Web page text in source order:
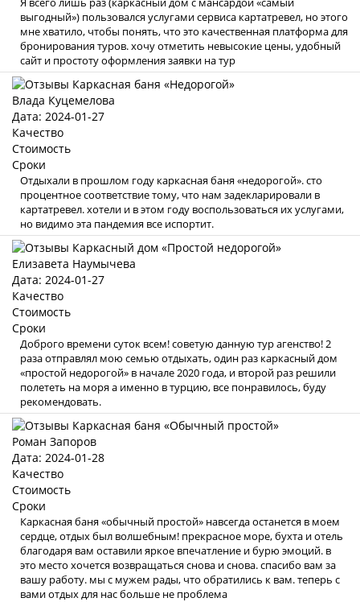
выгодный») пользовался услугами сервиса картатревел, но этого
мне хватило, чтобы понять, что это качественная платформа для
бронирования туров. хочу отметить невысокие цены, удобный
сайт и простоту оформления заявки на тур
Влада Куцемелова
Дата: 2024-01-27
Качество
Стоимость
Сроки
Отдыхали в прошлом году каркасная баня «недорогой». сто
процентное соответствие тому, что нам задекларировали в
картатревел. хотели и в этом году воспользоваться их услугами,
но видимо эта пандемия все испортит.
Елизавета Наумычева
Дата: 2024-01-27
Качество
Стоимость
Сроки
Доброго времени суток всем! советую данную тур агенство! 2
раза отправлял мою семью отдыхать, один раз каркасный дом
«простой недорогой» в начале 2020 года, и второй раз решили
полететь на моря а именно в турцию, все понравилось, буду
рекомендовать.
Роман Запоров
Дата: 2024-01-28
Качество
Стоимость
Сроки
Каркасная баня «обычный простой» навсегда останется в моем
сердце, отдых был волшебным! прекрасное море, бухта и отель
благодаря вам оставили яркое впечатление и бурю эмоций. в
это место хочется возвращаться снова и снова. спасибо вам за
вашу работу. мы с мужем рады, что обратились к вам. теперь с
вами отдых для нас больше не проблема